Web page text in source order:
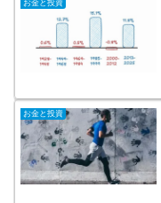
お金と投資
お金と投資